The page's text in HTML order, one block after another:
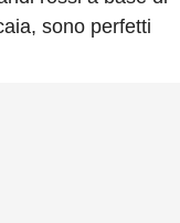
sono perfetti